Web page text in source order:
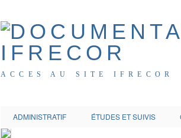
ACCES AU SITE IFRECOR
ADMINISTRATIF ÉTUDES ET SUIVIS